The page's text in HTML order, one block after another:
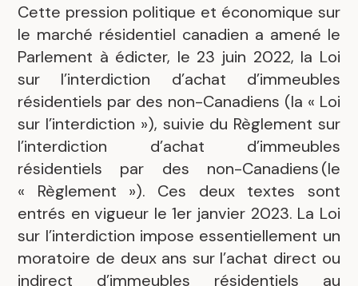
Cette pression politique et économique sur
le marché résidentiel canadien a amené le
Parlement à édicter, le 23 juin 2022, la Loi
sur l’interdiction d’achat d’immeubles
résidentiels par des non-Canadiens (la « Loi
sur l’interdiction »), suivie du Règlement sur
l’interdiction d’achat d’immeubles
résidentiels par des non-Canadiens (le
« Règlement »). Ces deux textes sont
entrés en vigueur le 1er janvier 2023. La Loi
sur l’interdiction impose essentiellement un
moratoire de deux ans sur l’achat direct ou
indirect d’immeubles résidentiels au